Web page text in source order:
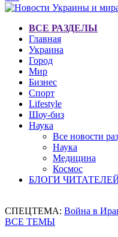
ВСЕ РАЗДЕЛЫ
Главная
Украина
Город
Мир
Бизнес
Спорт
Lifestyle
Шоу-биз
Наука
Все новости
Наука
Медицина
Космос
БЛОГИ
СПЕЦТЕМА: Война в
ВСЕ ТЕМЫ